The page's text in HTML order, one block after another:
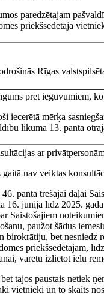
paredzētajam
priekšsēdētāja
Rīgas
pret ieguvumiem,
iecerētā mērķa
likuma 13. panta
ar
gaitā nav veiktas
panta trešajai daļai
16. jūnija līdz 2025.
Saistošajiem
paužot šādus
birokrātiju, bet nesniedz
priekšsēdētājam,
varētu izlietot ielu
tajos paustais netiek
vietnieki un to skaits